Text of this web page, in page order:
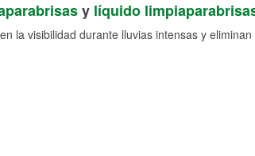
y líquido
la visibilidad durante lluvias intensas y